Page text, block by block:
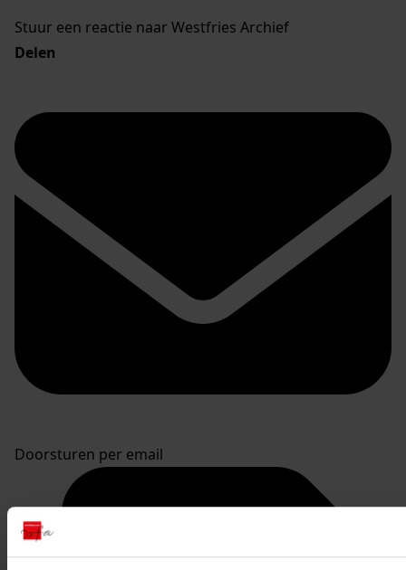
Stuur een reactie naar Westfries Archief
Delen
Doorsturen per email